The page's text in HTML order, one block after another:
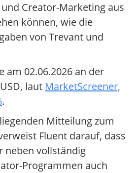
Creator-Marketing aus
können, wie die
von Trevant und
am 02.06.2026 an der
laut MarketScreener,
.
Mitteilung zum
Fluent darauf, dass
neben vollständig
Programmen auch